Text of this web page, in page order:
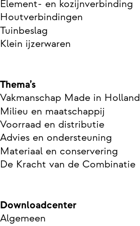
Element- en kozijnverbinding
Houtverbindingen
Tuinbeslag
Klein ijzerwaren
Thema’s
Vakmanschap Made in Holland
Milieu en maatschappij
Voorraad en distributie
Advies en ondersteuning
Materiaal en conservering
De Kracht van de Combinatie
Downloadcenter
Algemeen